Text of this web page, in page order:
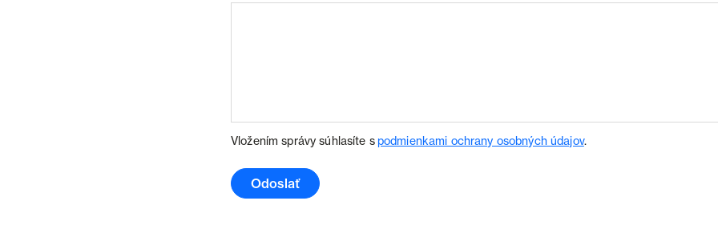
Vložením správy súhlasíte spodmienkami ochrany osobných údajov.
Odoslať